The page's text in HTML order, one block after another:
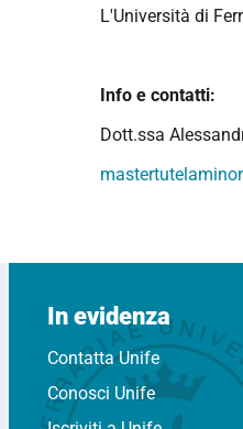
L'Università di
Info e contatti:
Dott.ssa
In evidenza
Contatta Unife
Conosci Unife